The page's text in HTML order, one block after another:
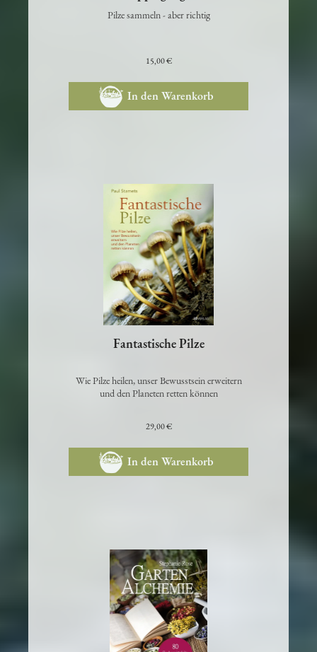
Pilze sammeln - aber richtig
15,00 €
In den Warenkorb
Fantastische Pilze
Wie Pilze heilen, unser Bewusstsein erweitern
und den Planeten retten können
29,00 €
In den Warenkorb